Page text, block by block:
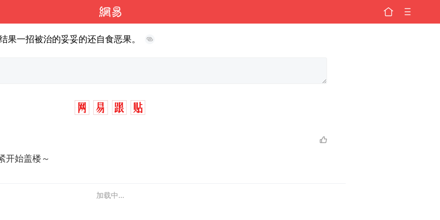
果一招被治的妥妥的还自食恶果。
开始盖楼～
加载中...